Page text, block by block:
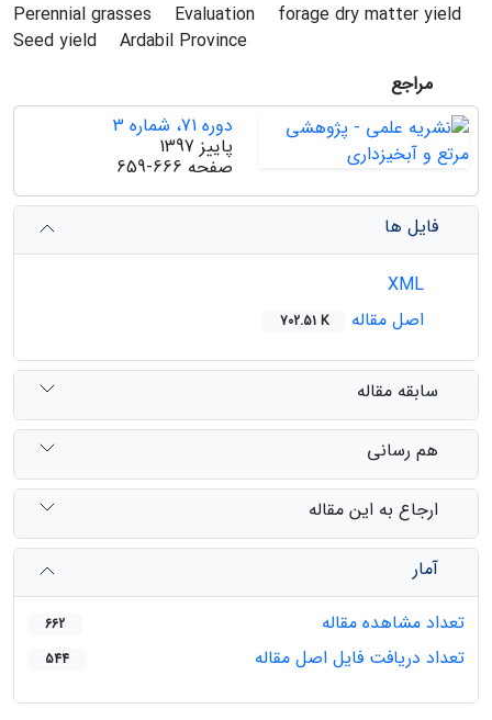
Perennial grasses Evaluation
forage dry matter yield
Seed yield
Ardabil Province
مراجع
دوره 71، شماره 3
پاییز 1397
صفحه 659-666
فایل ها
اصل مقاله
702.51 K
سابقه مقاله
هم رسانی
ارجاع به این مقاله
آمار
تعداد مشاهده مقاله
662
تعداد دریافت فایل اصل مقاله 544